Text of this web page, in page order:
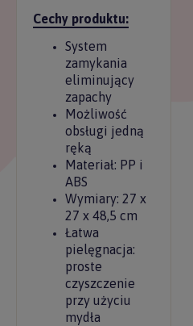
Cechy produktu:
System
zamykania
eliminujący
zapachy
Możliwość
obsługi jedną
ręką
Materiał: PP i
ABS
Wymiary: 27 x
27 x 48,5 cm
Łatwa
pielęgnacja:
proste
czyszczenie
przy użyciu
mydła